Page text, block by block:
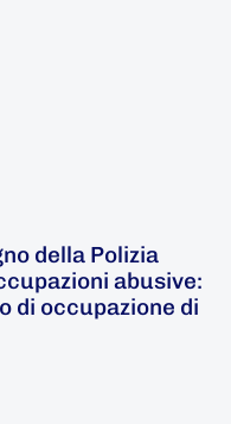
della Polizia
abusive:
di occupazione di